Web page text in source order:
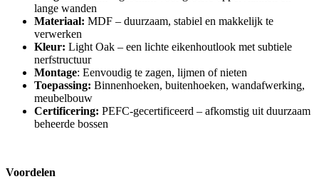
lange wanden
Materiaal: MDF – duurzaam, stabiel en makkelijk te
verwerken
Kleur: Light Oak – een lichte eikenhoutlook met subtiele
nerfstructuur
Montage: Eenvoudig te zagen, lijmen of nieten
Toepassing: Binnenhoeken, buitenhoeken, wandafwerking,
meubelbouw
Certificering: PEFC-gecertificeerd – afkomstig uit duurzaam
beheerde bossen
Voordelen